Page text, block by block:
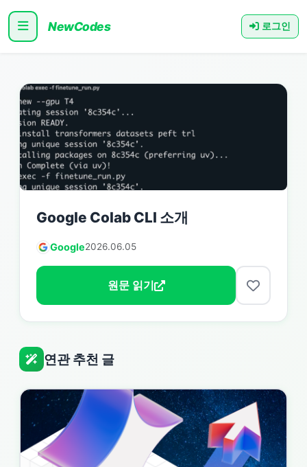
NewCodes 로그인
Google Colab CLI 소개
Google2026.06.05
원문 읽기
연관 추천 글